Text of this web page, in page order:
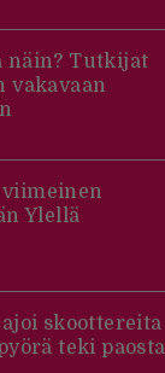
näin? Tutkijat
vakavaan
Ylellä
skoottereita
teki paosta